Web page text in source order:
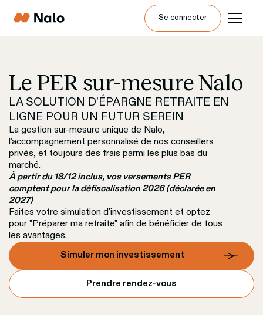
Se connecter
Le PER sur-mesure Nalo
LA SOLUTION D'ÉPARGNE RETRAITE EN
LIGNE POUR UN FUTUR SEREIN
La gestion sur-mesure unique de Nalo,
l’accompagnement personnalisé de nos conseillers
privés, et toujours des frais parmi les plus bas du
marché.
À partir du 18/12 inclus, vos versements PER
comptent pour la défiscalisation 2026 (déclarée en
2027)
Faites votre simulation d'investissement et optez
pour "Préparer ma retraite" afin de bénéficier de tous
les avantages.
Simuler mon investissement
Prendre rendez-vous